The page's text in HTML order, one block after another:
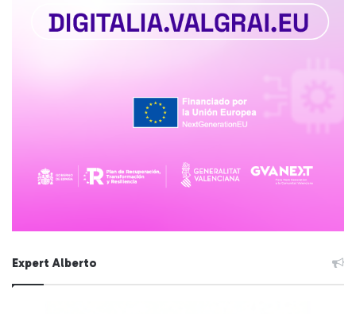
Expert Alberto